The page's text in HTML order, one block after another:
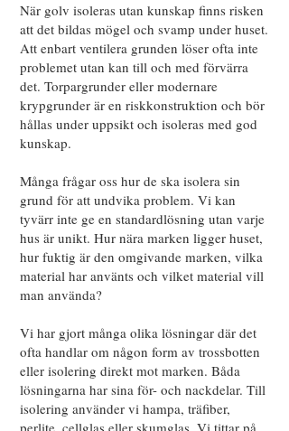
När golv isoleras utan kunskap finns risken
att det bildas mögel och svamp under huset.
Att enbart ventilera grunden löser ofta inte
problemet utan kan till och med förvärra
det. Torpargrunder eller modernare
krypgrunder är en riskkonstruktion och bör
hållas under uppsikt och isoleras med god
kunskap.
Många frågar oss hur de ska isolera sin
grund för att undvika problem. Vi kan
tyvärr inte ge en standardlösning utan varje
hus är unikt. Hur nära marken ligger huset,
hur fuktig är den omgivande marken, vilka
material har använts och vilket material vill
man använda?
Vi har gjort många olika lösningar där det
ofta handlar om någon form av trossbotten
eller isolering direkt mot marken. Båda
lösningarna har sina för- och nackdelar. Till
isolering använder vi hampa, träfiber,
perlite, cellglas eller skumglas. Vi tittar på